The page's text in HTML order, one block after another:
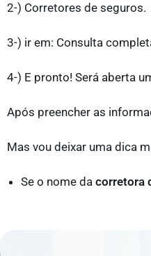
2-) Corretores de seguros.
3-) ir em: Consulta
4-) E pronto! Será aberta
Após preencher as
Mas vou deixar uma dica
Se o nome da corretora